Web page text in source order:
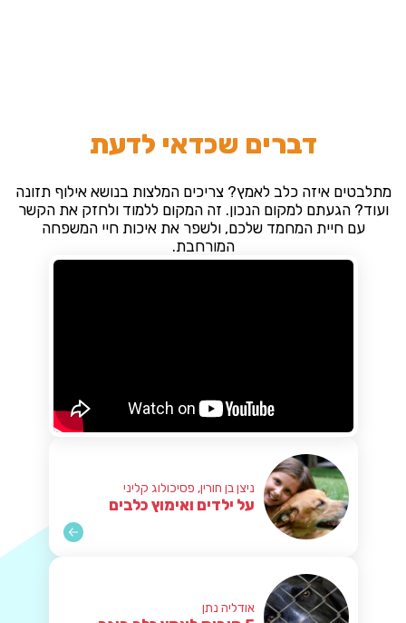
דברים שכדאי לדעת
מתלבטים איזה כלב לאמץ? צריכים המלצות בנושא אילוף תזונה
ועוד? הגעתם למקום הנכון. זה המקום ללמוד ולחזק את הקשר
עם חיית המחמד שלכם, ולשפר את איכות חיי המשפחה
המורחבת.
ניצן בן חורין, פסיכולוג קליני
על ילדים ואימוץ כלבים
אודליה נתן